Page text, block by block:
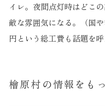
イレ。夜間点灯時はどこ
敵な雰囲気になる。（国
円という総工費も話題を呼
檜原村の情報をも